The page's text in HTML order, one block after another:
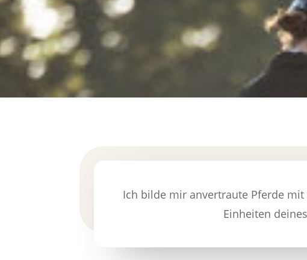
Ich bilde mir anvertraute Pferde
Einheiten